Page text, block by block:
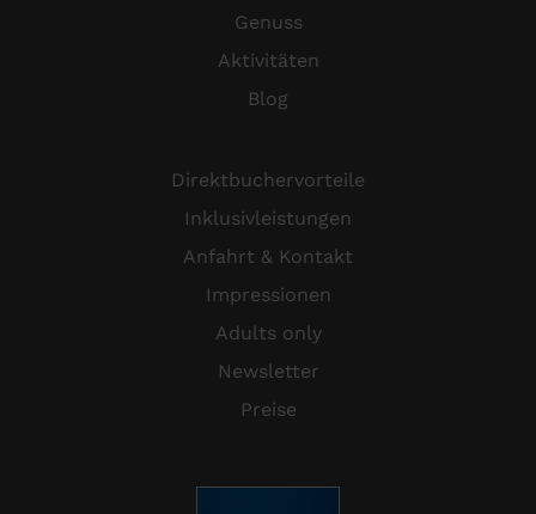
Genuss
Aktivitäten
Blog
Direktbuchervorteile
Inklusivleistungen
Anfahrt & Kontakt
Impressionen
Adults only
Newsletter
Preise